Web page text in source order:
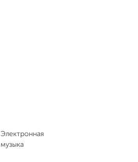
Электронная
музыка